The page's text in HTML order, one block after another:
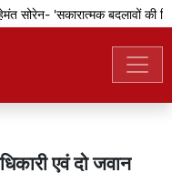
सोरेन- 'सकारात्मक बदलावों की
एवं दो जवान